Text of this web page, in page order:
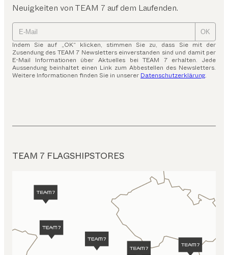
Neuigkeiten von TEAM 7 auf dem Laufenden.
OK
Indem Sie auf „OK“ klicken, stimmen Sie zu, dass Sie mit der
Zusendung des TEAM 7 Newsletters einverstanden sind und damit per
E-Mail Informationen über Aktuelles bei TEAM 7 erhalten. Jede
Aussendung beinhaltet einen Link zum Abbestellen des Newsletters.
Weitere Informationen finden Sie in unserer Datenschutzerklärung.
TEAM 7 FLAGSHIPSTORES